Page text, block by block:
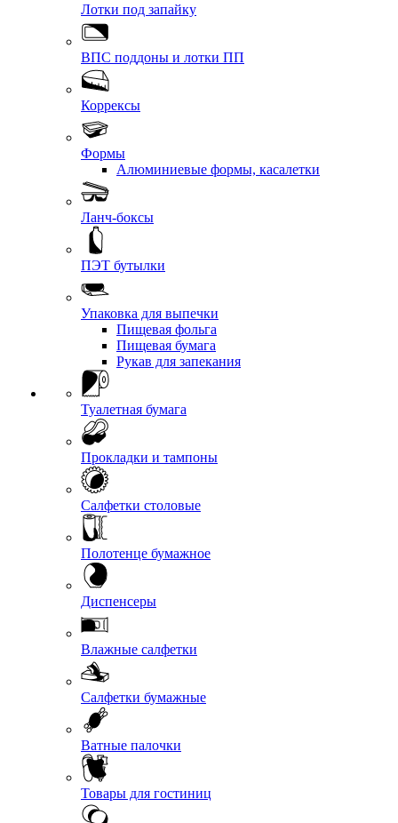
Лотки под запайку
ВПС поддоны и лотки ПП
Коррексы
Формы
Алюминиевые формы, касалетки
Ланч-боксы
ПЭТ бутылки
Упаковка для выпечки
Пищевая фольга
Пищевая бумага
Рукав для запекания
Туалетная бумага
Прокладки и тампоны
Салфетки столовые
Полотенце бумажное
Диспенсеры
Влажные салфетки
Салфетки бумажные
Ватные палочки
Товары для гостиниц